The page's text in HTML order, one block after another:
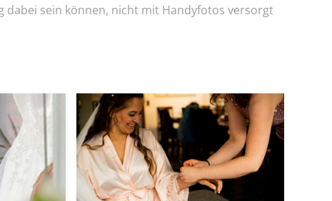
dabei sein können, nicht mit Handyfotos versorgt